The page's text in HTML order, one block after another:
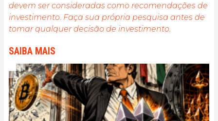
opportunités qu'elle offre. Je m'efforce chaque jour
de fournir une analyse objective de l'actualité, de
décrypter les tendances du marché, de relayer les
dernières innovations technologiques et de mettre
sociétaux de cette révolution en marche.
devem ser consideradas como recomendações de
investimento. Faça sua própria pesquisa antes de
tomar qualquer decisão de investimento.
SAIBA MAIS